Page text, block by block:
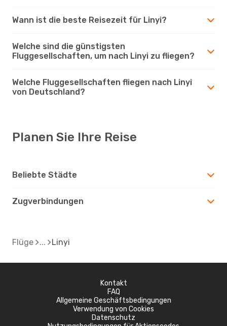
Wann ist die beste Reisezeit für Linyi?
Welche sind die günstigsten
Fluggesellschaften, um nach Linyi zu fliegen?
Welche Fluggesellschaften fliegen nach Linyi
von Deutschland?
Planen Sie Ihre Reise
Beliebte Städte
Zugverbindungen
Flüge Linyi
Kontakt
FAQ
Allgemeine Geschäftsbedingungen
Verwendung von Cookies
Datenschutz